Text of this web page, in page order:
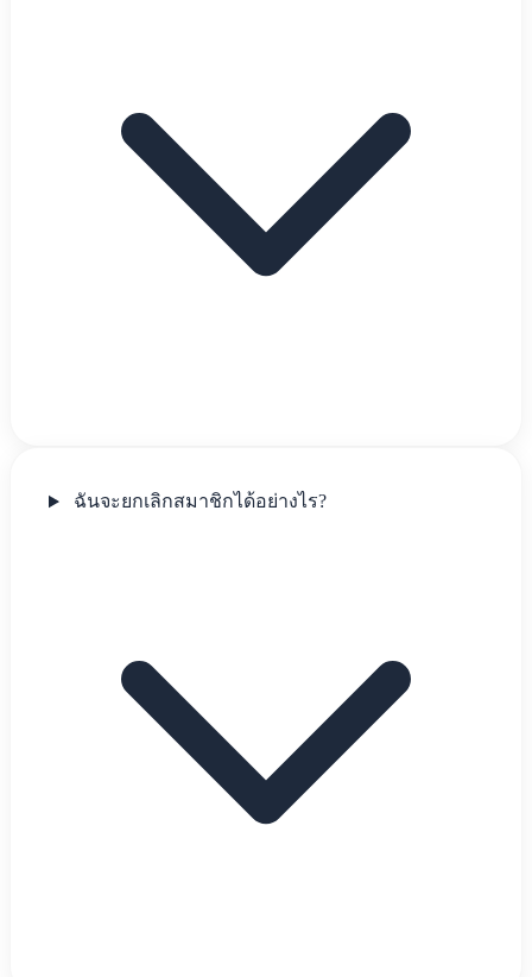
ฉันจะยกเลิกสมาชิกได้อย่างไร?